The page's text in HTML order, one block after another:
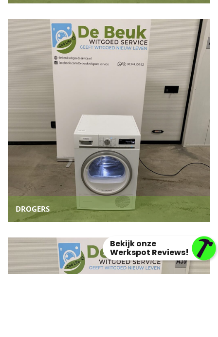
DROGERS
Bekijk onze
Werkspot Reviews!